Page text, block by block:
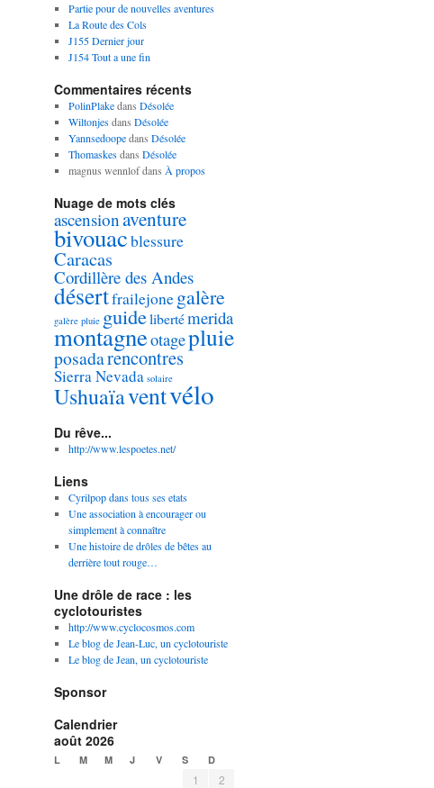
Partie pour de nouvelles aventures
La Route des Cols
J155 Dernier jour
J154 Tout a une fin
Commentaires récents
PolinPlakedans Désolée
Wiltonjesdans Désolée
Yannsedoopedans Désolée
Thomaskesdans Désolée
magnus wennlofdans À propos
Nuage de mots clés
ascensionaventure
bivouacblessure
Caracas
Cordillère des Andes
désertfrailejonegalère
galère pluie guidelibertémerida
montagneotagepluie
posadarencontres
Sierra Nevada solaire
Ushuaïaventvélo
Du rêve...
http://www.lespoetes.net/
Liens
Cyrilpop dans tous ses etats
Une association à encourager ou
simplement à connaître
Une histoire de drôles de bêtes au
derrière tout rouge…
Une drôle de race : les
cyclotouristes
http://www.cyclocosmos.com
Le blog de Jean-Luc, un cyclotouriste
Le blog de Jean, un cyclotouriste
Sponsor
Calendrier
août 2026
L M M J V S D
1
2